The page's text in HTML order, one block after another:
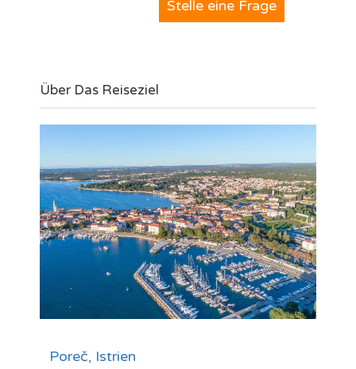
Stelle eine Frage
Über Das Reiseziel
Poreč, Istrien